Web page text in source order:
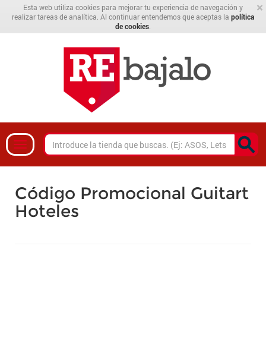
×
Esta web utiliza cookies para mejorar tu experiencia de navegación y
realizar tareas de analítica. Al continuar entendemos que aceptas la política
de cookies
Código Promocional Guitart
Hoteles